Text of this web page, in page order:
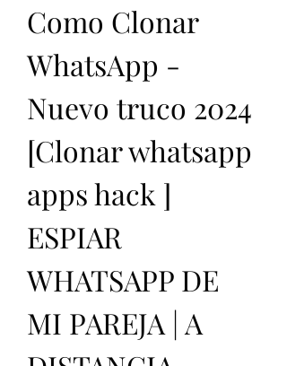
Como Clonar
WhatsApp -
Nuevo truco 2024
[Clonar whatsapp
apps hack ]
ESPIAR
WHATSAPP DE
MI PAREJA | A